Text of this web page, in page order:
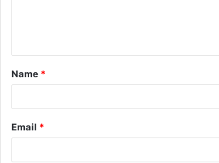
t
*
Name *
Email *